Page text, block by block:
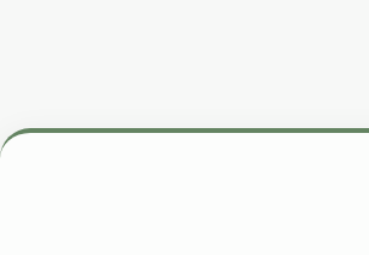
betexper.xyzm elexbet